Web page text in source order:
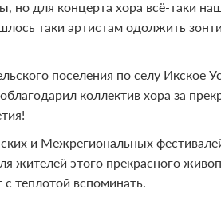
но для концерта хора всё-таки
таки артистам одолжить
поселения по селу Икское
коллектив хора за
и Межрегиональных
жителей этого прекрасного
теплотой вспоминать.